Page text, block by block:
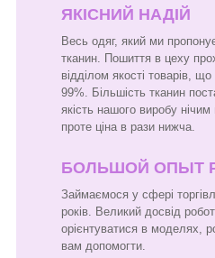
ЯКІСНИЙ НАДІЙ
Весь одяг, який ми
тканин. Пошиття в цеху
відділом якості товарів,
99%. Більшість тканин
якість нашого виробу
проте ціна в рази нижча.
БОЛЬШОЙ ОПЫТ
Займаємося у сфері
років. Великий досвід
орієнтуватися в моделях,
вам допомогти.